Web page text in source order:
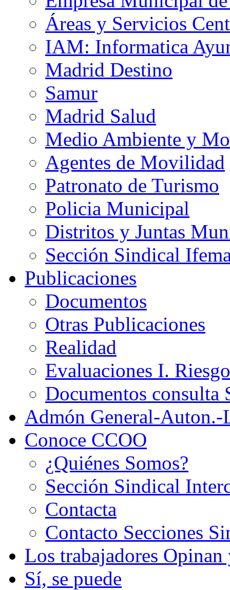
Áreas y Servicios
IAM: Informatica
Madrid Destino
Samur
Madrid Salud
Medio Ambiente y
Agentes de Movilidad
Patronato de Turismo
Policia Municipal
Distritos y Juntas
Sección Sindical
Publicaciones
Documentos
Otras Publicaciones
Realidad
Evaluaciones I.
Documentos consulta
Admón General-Auton.-
Conoce CCOO
¿Quiénes Somos?
Sección Sindical
Contacta
Contacto Secciones
Los trabajadores Opinan
Sí, se puede